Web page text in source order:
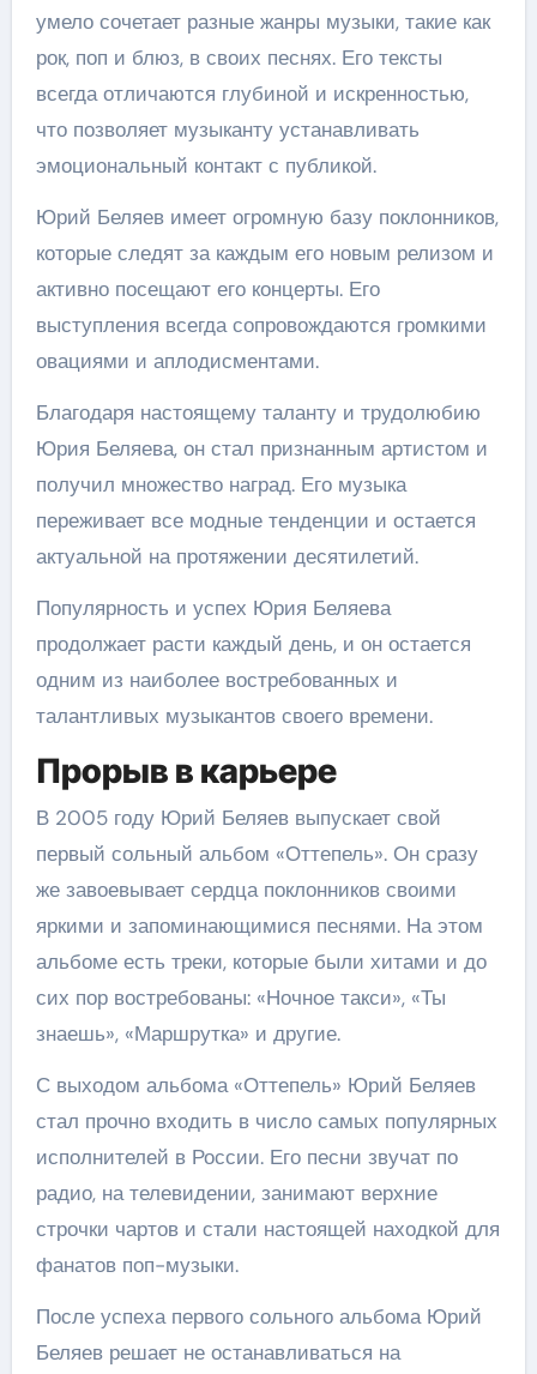
умело сочетает разные жанры музыки, такие как
рок, поп и блюз, в своих песнях. Его тексты
всегда отличаются глубиной и искренностью,
что позволяет музыканту устанавливать
эмоциональный контакт с публикой.
Юрий Беляев имеет огромную базу поклонников,
которые следят за каждым его новым релизом и
активно посещают его концерты. Его
выступления всегда сопровождаются громкими
овациями и аплодисментами.
Благодаря настоящему таланту и трудолюбию
Юрия Беляева, он стал признанным артистом и
получил множество наград. Его музыка
переживает все модные тенденции и остается
актуальной на протяжении десятилетий.
Популярность и успех Юрия Беляева
продолжает расти каждый день, и он остается
одним из наиболее востребованных и
талантливых музыкантов своего времени.
Прорыв в карьере
В 2005 году Юрий Беляев выпускает свой
первый сольный альбом «Оттепель». Он сразу
же завоевывает сердца поклонников своими
яркими и запоминающимися песнями. На этом
альбоме есть треки, которые были хитами и до
сих пор востребованы: «Ночное такси», «Ты
знаешь», «Маршрутка» и другие.
С выходом альбома «Оттепель» Юрий Беляев
стал прочно входить в число самых популярных
исполнителей в России. Его песни звучат по
радио, на телевидении, занимают верхние
строчки чартов и стали настоящей находкой для
фанатов поп-музыки.
После успеха первого сольного альбома Юрий
Беляев решает не останавливаться на